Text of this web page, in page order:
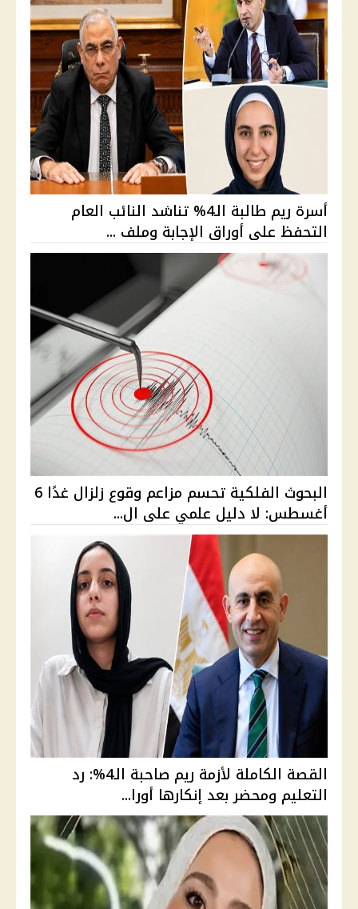
أسرة ريم طالبة الـ4% تناشد النائب العام
التحفظ على أوراق الإجابة وملف ...
البحوث الفلكية تحسم مزاعم وقوع زلزال غدًا 6
أغسطس: لا دليل علمي على ال...
القصة الكاملة لأزمة ريم صاحبة الـ4%: رد
التعليم ومحضر بعد إنكارها أورا...